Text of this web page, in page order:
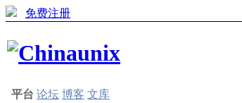
免费注册
平台 论坛 博客 文库